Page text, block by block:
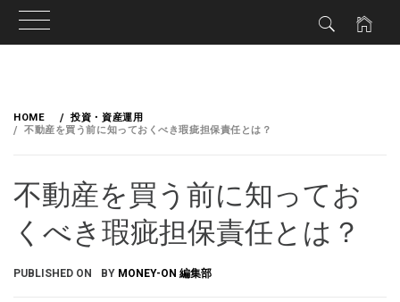
HOME
投資・資産運用
不動産を買う前に知っておくべき瑕疵担保責任とは？
不動産を買う前に知ってお
くべき瑕疵担保責任とは？
PUBLISHED ON BY MONEY-ON 編集部